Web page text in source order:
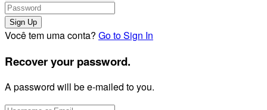
Você tem uma conta? Go to Sign In
Recover your password.
A password will be e-mailed to you.